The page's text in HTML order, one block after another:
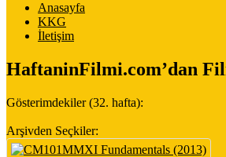
Anasayfa
KKG
İletişim
HaftaninFilmi.com’dan
Gösterimdekiler (32. hafta):
Arşivden Seçkiler: